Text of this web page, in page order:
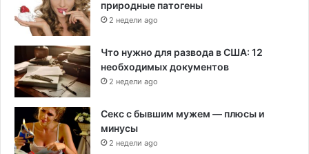
природные патогены
2 недели ago
Что нужно для развода в США: 12
необходимых документов
2 недели ago
Секс с бывшим мужем — плюсы и
минусы
2 недели ago